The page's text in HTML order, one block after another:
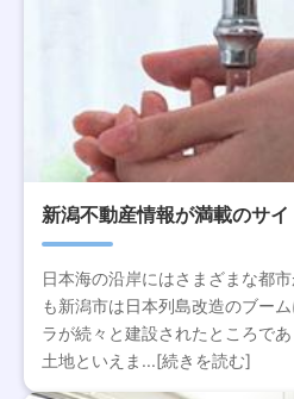
新潟不動産情報が満載のサイ
日本海の沿岸にはさまざまな都
も新潟市は日本列島改造のブー
ラが続々と建設されたところで
土地といえま...[続きを読む]